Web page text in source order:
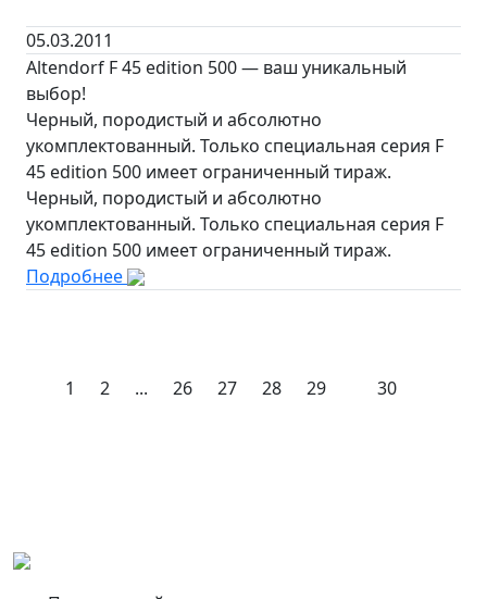
05.03.2011
Altendorf F 45 edition 500 — ваш уникальный
выбор!
Черный, породистый и абсолютно
укомплектованный. Только специальная серия F
45 edition 500 имеет ограниченный тираж.
Черный, породистый и абсолютно
укомплектованный. Только специальная серия F
45 edition 500 имеет ограниченный тираж.
Подробнее
1 2 ... 26 27 28 29 30